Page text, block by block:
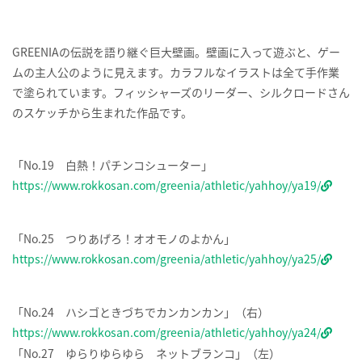
GREENIAの伝説を語り継ぐ巨大壁画。壁画に入って遊ぶと、ゲー
ムの主人公のように見えます。カラフルなイラストは全て手作業
で塗られています。フィッシャーズのリーダー、シルクロードさん
のスケッチから生まれた作品です。
「No.19 白熱！パチンコシューター」
https://www.rokkosan.com/greenia/athletic/yahhoy/ya19/
「No.25 つりあげろ！オオモノのよかん」
https://www.rokkosan.com/greenia/athletic/yahhoy/ya25/
「No.24 ハシゴときづちでカンカンカン」（右）
https://www.rokkosan.com/greenia/athletic/yahhoy/ya24/
「No.27 ゆらりゆらゆら ネットブランコ」（左）